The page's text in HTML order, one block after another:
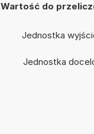
Wartość do
Jednostka
Jednostka